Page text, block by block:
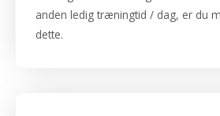
anden ledig træningtid / dag, er du
dette.